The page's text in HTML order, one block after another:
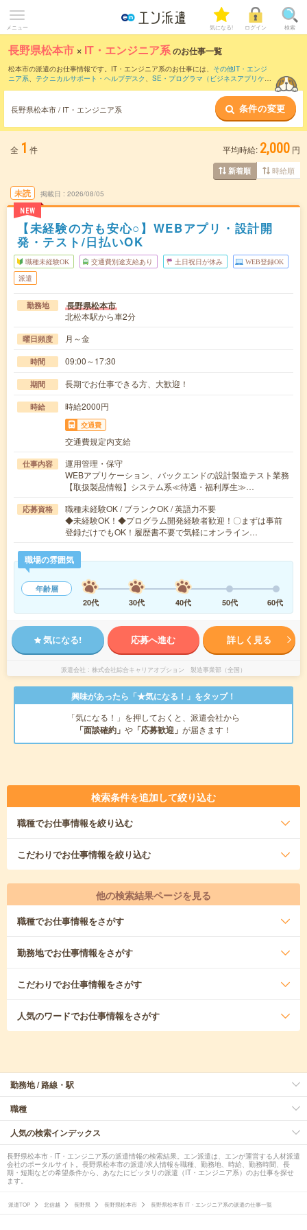
メニュー 気になる! ログイン 検索
長野県松本市 × IT・エンジニア系のお仕事一覧
松本市の派遣のお仕事情報です。IT・エンジニア系のお仕事には、 その他IT・エンジ
ニア系、 テクニカルサポート・ヘルプデスク 、 SE・プログラマ（ビジネスアプリケー
長野県松本市 / IT・エンジニア系 条件の変更
全 1 件 平均時給: 2,000 円
新着順 時給順
未読
NEW
掲載日 2026/08/05
【未経験の方も安心○】WEBアプリ・設計開
発・テスト/日払いOK
職種未経験OK 交通費別途支給あり 土日祝日が休み WEB登録OK
派遣
勤務地 長野県松本市
北松本駅から車2分
曜日頻度 月～金
時間 09:00～17:30
期間 長期でお仕事できる方、大歓迎！
時給 時給2000円
交通費
交通費規定内支給
仕事内容
運用管理・保守
WEBアプリケーション、バックエンドの設計製造テスト業務
【取扱製品情報】システム系≪待遇・福利厚生≫…
応募資格
職種未経験OK / ブランクOK / 英語力不要
◆未経験OK！◆プログラム開発経験者歓迎！〇まずは事前
登録だけでもOK！履歴書不要で気軽にオンライン…
職場の雰囲気
年齢層
20代
30代 40代 50代 60代
気になる! 応募へ進む 詳しく見る
派遣会社 株式会社綜合キャリアオプション 製造事業部（全国）
興味があったら「★気になる！」をタップ！
「気になる！」を押しておくと、派遣会社から
「面談確約」 や 「応募歓迎」 が届きます！
検索条件を追加して絞り込む
職種でお仕事情報を絞り込む
こだわりでお仕事情報を絞り込む
他の検索結果ページを見る
職種でお仕事情報をさがす
勤務地でお仕事情報をさがす
こだわりでお仕事情報をさがす
人気のワードでお仕事情報をさがす
勤務地 / 路線・駅
職種
人気の検索インデックス
長野県松本市 - IT・エンジニア系の派遣情報の検索結果。エン派遣は、エンが運営する人材派遣
会社のポータルサイト。長野県松本市の派遣/求人情報を職種、勤務地、時給、勤務時間、長
期・短期などの希望条件から、あなたにピッタリの派遣（IT・エンジニア系）のお仕事を探せ
ます。
派遣TOP 北信越 長野県 長野県松本市 長野県松本市 IT・エンジニア系の派遣の仕事一覧